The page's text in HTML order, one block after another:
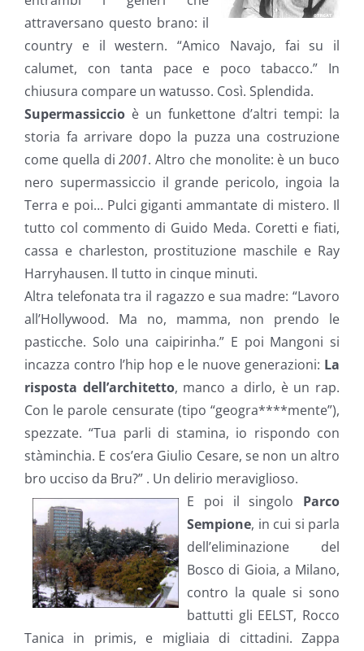
attraversano questo brano: il
country e il western. “Amico Navajo, fai su il
calumet, con tanta pace e poco tabacco.” In
chiusura compare un watusso. Così. Splendida.
Supermassiccio è un funkettone d’altri tempi: la
storia fa arrivare dopo la puzza una costruzione
come quella di2001. Altro che monolite: è un buco
nero supermassiccio il grande pericolo, ingoia la
Terra e poi… Pulci giganti ammantate di mistero. Il
tutto col commento di Guido Meda. Coretti e fiati,
cassa e charleston, prostituzione maschile e Ray
Harryhausen. Il tutto in cinque minuti.
Altra telefonata tra il ragazzo e sua madre: “Lavoro
all’Hollywood. Ma no, mamma, non prendo le
pasticche. Solo una caipirinha.” E poi Mangoni si
incazza contro l’hip hop e le nuove generazioni: La
risposta dell’architetto, manco a dirlo, è un rap.
Con le parole censurate (tipo “geogra****mente”),
spezzate. “Tua parli di stamina, io rispondo con
stàminchia. E cos’era Giulio Cesare, se non un altro
bro ucciso da Bru?” . Un delirio meraviglioso.
E poi il singolo Parco
Sempione, in cui si parla
dell’eliminazione del
Bosco di Gioia, a Milano,
contro la quale si sono
battutti gli EELST, Rocco
Tanica in primis, e migliaia di cittadini. Zappa